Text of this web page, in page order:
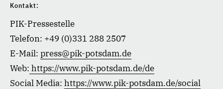
Kontakt:
PIK-Pressestelle
Telefon: +49 (0)331 288 2507
E-Mail: press@pik-potsdam.de
Web: https://www.pik-potsdam.de/de
Social Media: https://www.pik-potsdam.de/social